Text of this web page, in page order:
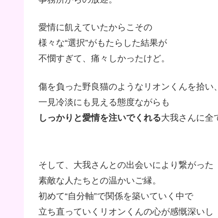
愛情に飢えていたからこその
様々な“選択”がもたらした結果が
不憫すぎて、痛々しかったけど。
傷を負った野良猫のようなリオンくんを拾い、
一見冷淡にも見える態度ながらも
しっかりと愛情を注いでくれる大我さんに全
そして、大我さんとの出会いにより繋がった
素敵な人たちとの温かいご縁。
初めて“自分軸”で関係を築いていく中で
立ち直っていくリオンくんの心が感慨深いし